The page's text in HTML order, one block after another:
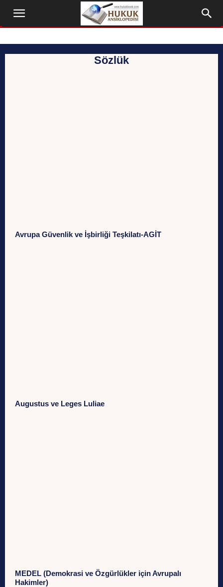
Sözlük
Avrupa Güvenlik ve İşbirliği Teşkilatı-AGİT
Augustus ve Leges Luliae
MEDEL (Demokrasi ve Özgürlükler için Avrupalı
Hakimler)